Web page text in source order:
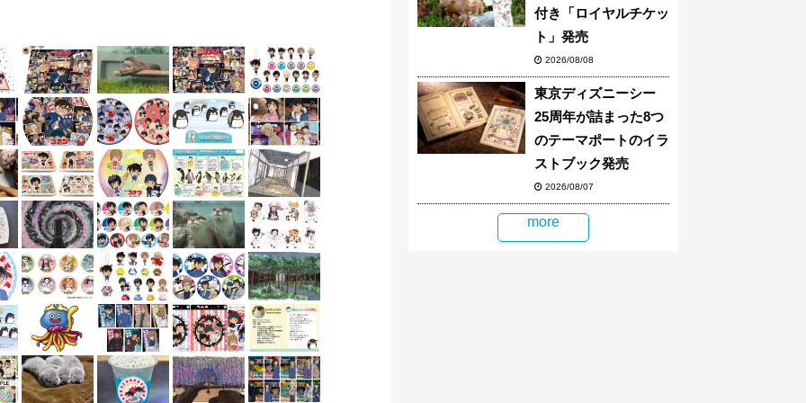
付き「ロイヤルチケッ
ト」発売
2026/08/08
東京ディズニーシー
25周年が詰まった8つ
のテーマポートのイラ
ストブック発売
2026/08/07
more